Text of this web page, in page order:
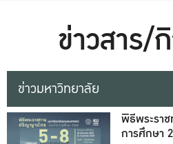
ข่าวสาร/
ข่าวมหาวิทยาลัย
พิธีพระรา
การศึกษา